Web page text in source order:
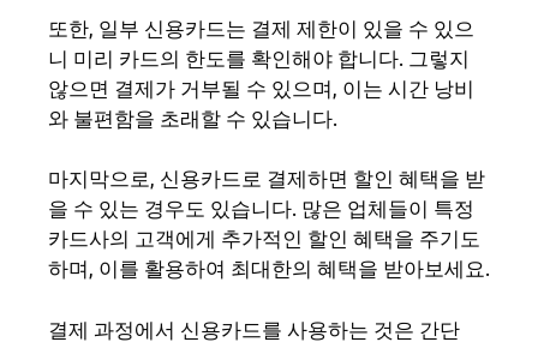
또한, 일부 신용카드는 결제 제한이 있을 수 있으
니 미리 카드의 한도를 확인해야 합니다. 그렇지
않으면 결제가 거부될 수 있으며, 이는 시간 낭비
와 불편함을 초래할 수 있습니다.
마지막으로, 신용카드로 결제하면 할인 혜택을 받
을 수 있는 경우도 있습니다. 많은 업체들이 특정
카드사의 고객에게 추가적인 할인 혜택을 주기도
하며, 이를 활용하여 최대한의 혜택을 받아보세요.
결제 과정에서 신용카드를 사용하는 것은 간단